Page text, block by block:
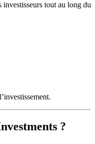
tout au long du
?